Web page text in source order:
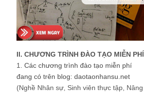
II. CHƯƠNG TRÌNH ĐÀO TẠO MIỄN PHÍ
1. Các chương trình đào tạo miễn phí
đang có trên blog: daotaonhansu.net
(Nghề Nhân sự, Sinh viên thực tập, Nâng